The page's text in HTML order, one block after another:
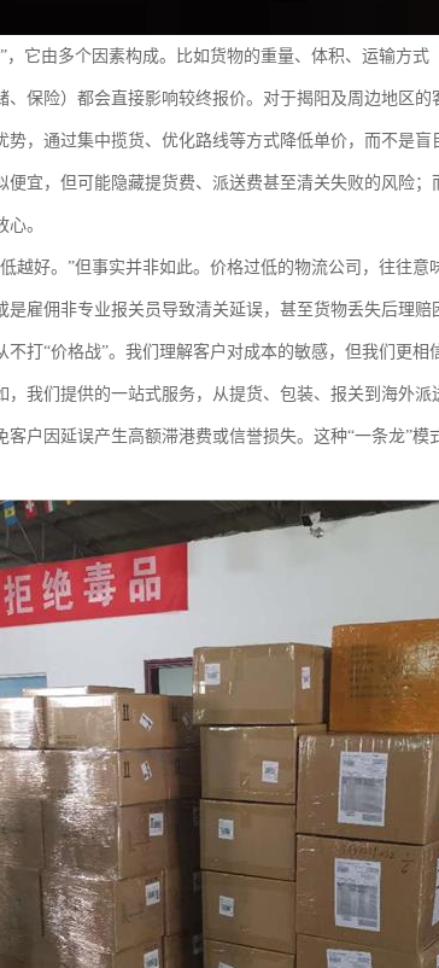
，它由多个因素构成。比如货物的重量、体积、运输方
、保险）都会直接影响较终报价。对于揭阳及周边地区
，通过集中揽货、优化路线等方式降低单价，而不是盲
便宜，但可能隐藏提货费、派送费甚至清关失败的风险
。
越好。”但事实并非如此。价格过低的物流公司，往往
是雇佣非专业报关员导致清关延误，甚至货物丢失后理
打“价格战”。我们理解客户对成本的敏感，但我们更相
我们提供的一站式服务，从提货、包装、报关到海外派
户因延误产生高额滞港费或信誉损失。这种“一条龙”模